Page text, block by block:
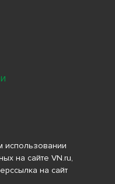
использовании
на сайте VN.ru,
на сайт